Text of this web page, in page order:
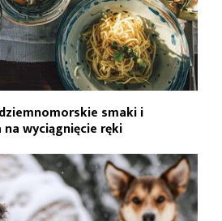
smaki i
wyciągnięcie ręki